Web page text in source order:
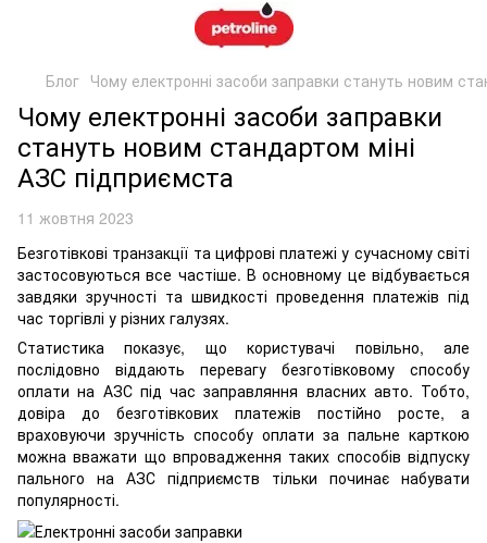
Блог Чому електронні засоби заправки стануть новим
Чому електронні засоби заправки
стануть новим стандартом міні
АЗС підприємста
11 жовтня 2023
Безготівкові транзакції та цифрові платежі у сучасному світі
застосовуються все частіше. В основному це відбувається
завдяки зручності та швидкості проведення платежів під
час торгівлі у різних галузях.
Статистика показує, що користувачі повільно, але
послідовно віддають перевагу безготівковому способу
оплати на АЗС під час заправляння власних авто. Тобто,
довіра до безготівкових платежів постійно росте, а
враховуючи зручність способу оплати за пальне карткою
можна вважати що впровадження таких способів відпуску
пального на АЗС підприємств тільки починає набувати
популярності.